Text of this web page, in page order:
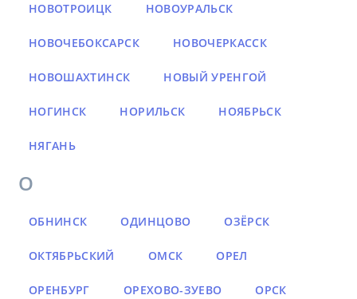
НОВОТРОИЦК НОВОУРАЛЬСК
НОВОЧЕБОКСАРСК НОВОЧЕРКАССК
НОВОШАХТИНСК НОВЫЙ УРЕНГОЙ
НОГИНСК НОРИЛЬСК НОЯБРЬСК
НЯГАНЬ
О
ОБНИНСК ОДИНЦОВО ОЗЁРСК
ОКТЯБРЬСКИЙ ОМСК ОРЕЛ
ОРЕНБУРГ ОРЕХОВО-ЗУЕВО ОРСК